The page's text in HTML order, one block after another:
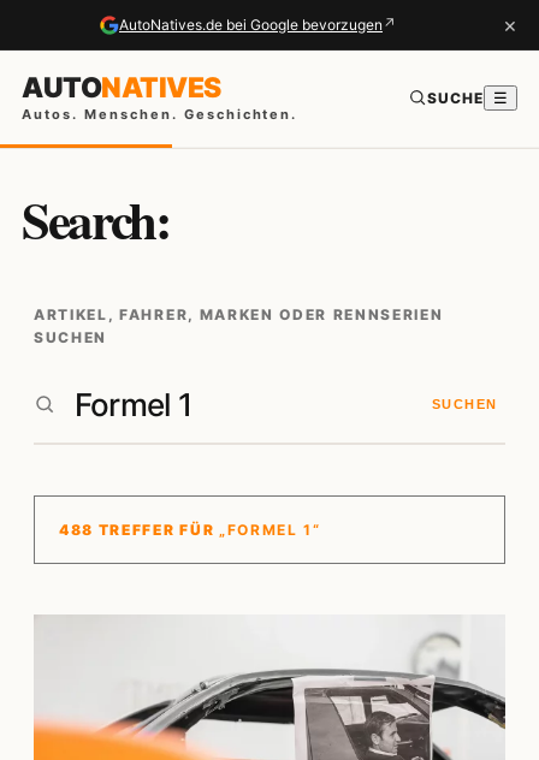
AutoNatives.de bei Google bevorzugen ↗ ×
AUTONATIVES
Autos. Menschen. Geschichten.
SUCHE ☰
Search:
ARTIKEL, FAHRER, MARKEN ODER RENNSERIEN
SUCHEN
SUCHEN
488 TREFFER FÜR „FORMEL 1“